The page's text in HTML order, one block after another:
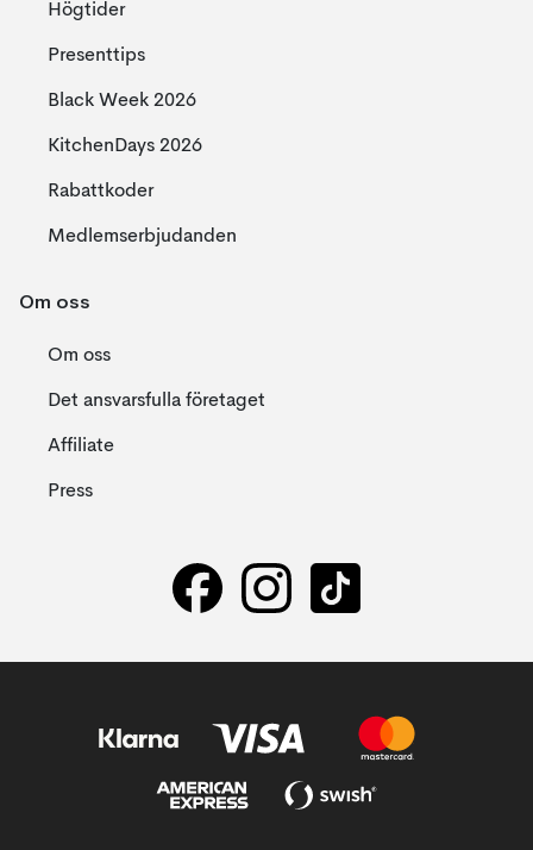
Högtider
Presenttips
Black Week 2026
KitchenDays 2026
Rabattkoder
Medlemserbjudanden
Om oss
Om oss
Det ansvarsfulla företaget
Affiliate
Press